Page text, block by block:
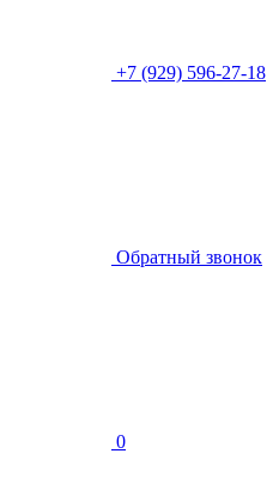
+7 (929) 596-27-18
Обратный звонок
0